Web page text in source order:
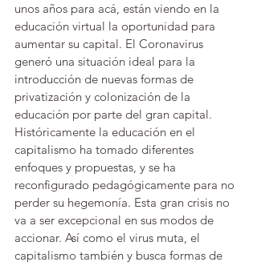
unos años para acá, están viendo en la
educación virtual la oportunidad para
aumentar su capital. El Coronavirus
generó una situación ideal para la
introducción de nuevas formas de
privatización y colonización de la
educación por parte del gran capital.
Históricamente la educación en el
capitalismo ha tomado diferentes
enfoques y propuestas, y se ha
reconfigurado pedagógicamente para no
perder su hegemonía. Esta gran crisis no
va a ser excepcional en sus modos de
accionar. Así como el virus muta, el
capitalismo también y busca formas de